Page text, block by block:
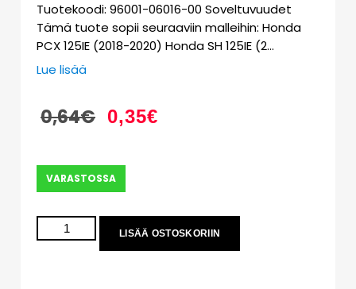
Tuotekoodi: 96001-06016-00 Soveltuvuudet
Tämä tuote sopii seuraaviin malleihin: Honda
PCX 125IE (2018-2020) Honda SH 125IE (2…
Lue lisää
0,64€ 0,35€
VARASTOSSA
LISÄÄ OSTOSKORIIN